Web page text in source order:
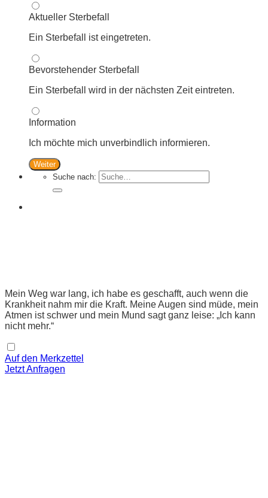
Aktueller Sterbefall
Ein Sterbefall ist eingetreten.
Bevorstehender Sterbefall
Ein Sterbefall wird in der nächsten Zeit eintreten.
Information
Ich möchte mich unverbindlich informieren.
Weiter
Suche nach:
Mein Weg war lang, ich habe es geschafft, auch wenn die
Krankheit nahm mir die Kraft. Meine Augen sind müde, mein
Atmen ist schwer und mein Mund sagt ganz leise: „Ich kann
nicht mehr.“
Auf den Merkzettel
Jetzt Anfragen